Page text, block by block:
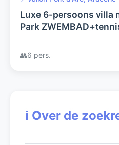
Luxe 6-persoons villa
Park
l'Ardèche, Vallon Pont
👥6 pers.
ℹ️ Over de